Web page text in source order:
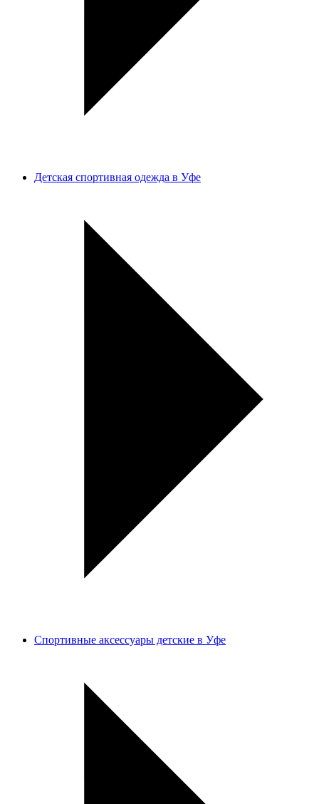
Детская спортивная одежда в Уфе
Спортивные аксессуары детские в Уфе